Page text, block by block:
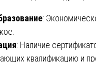
:
: Наличие
квалификацию и